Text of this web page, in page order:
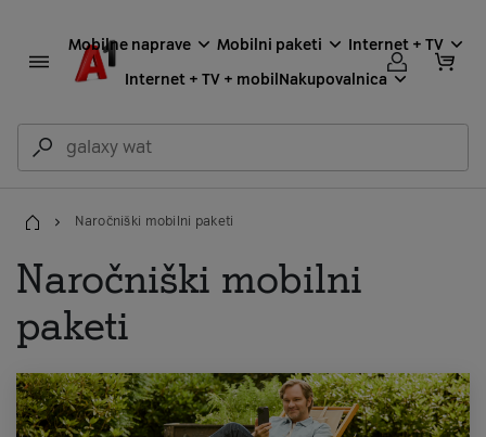
Mobilne naprave Mobilni paketi
Internet + TV
Internet + TV + mobilNakupovalnica
Domov
Naročniški mobilni paketi
Naročniški mobilni
paketi